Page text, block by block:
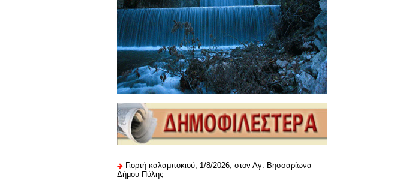
Γιορτή καλαμποκιού, 1/8/2026, στον Αγ. Βησσαρίωνα
Δήμου Πύλης